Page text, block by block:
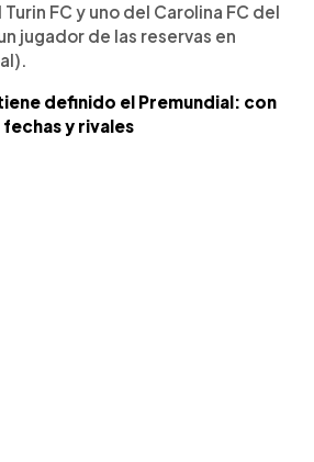
FC y uno del Carolina FC del
jugador de las reservas en
definido el Premundial: con
fechas y rivales